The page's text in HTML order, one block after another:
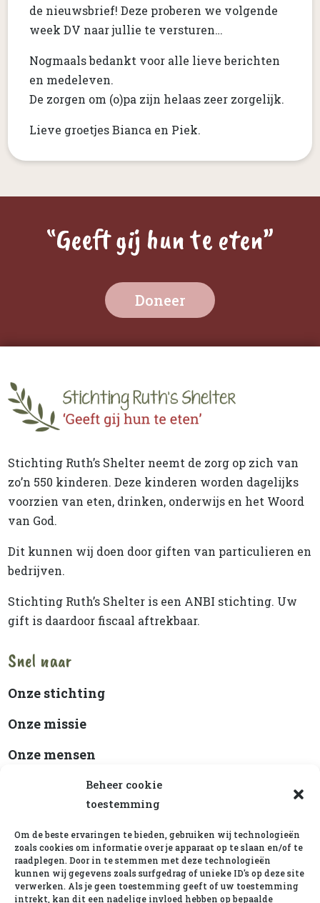
Beheer cookie
toestemming
Om de beste ervaringen te bieden, gebruiken wij technologieën
zoals cookies om informatie over je apparaat op te slaan en/of te
raadplegen. Door in te stemmen met deze technologieën
kunnen wij gegevens zoals surfgedrag of unieke ID's op deze site
verwerken. Als je geen toestemming geeft of uw toestemming
intrekt, kan dit een nadelige invloed hebben op bepaalde
de nieuwsbrief! Deze proberen we volgende
week DV naar jullie te versturen…
Nogmaals bedankt voor alle lieve berichten
en medeleven.
De zorgen om (o)pa zijn helaas zeer zorgelijk.
Lieve groetjes Bianca en Piek.
“Geeft gij hun te eten”
Doneer
Stichting Ruth’s Shelter neemt de zorg op zich van
zo’n 550 kinderen. Deze kinderen worden dagelijks
voorzien van eten, drinken, onderwijs en het Woord
van God.
Dit kunnen wij doen door giften van particulieren en
bedrijven.
Stichting Ruth’s Shelter is een ANBI stichting. Uw
gift is daardoor fiscaal aftrekbaar.
Snel naar
Onze stichting
Onze missie
Onze mensen
Beleidsplan
Cookiebeleid
Ruth’s Shelter op Social